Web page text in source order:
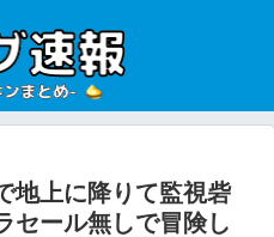
地上に降りて監視砦
セール無しで冒険し